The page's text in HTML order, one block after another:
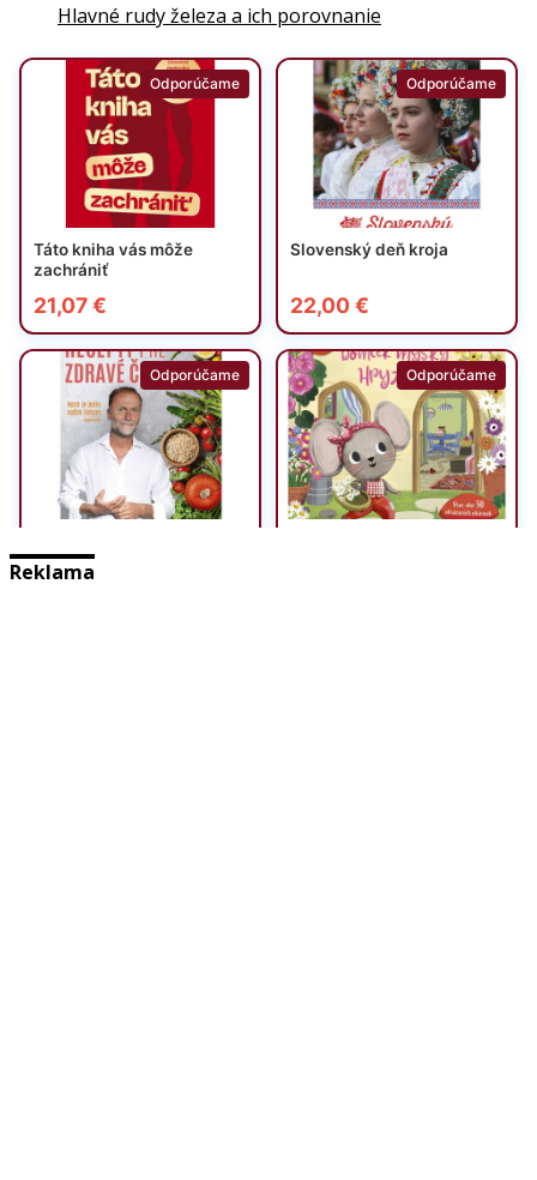
Hlavné rudy železa a ich porovnanie
Reklama